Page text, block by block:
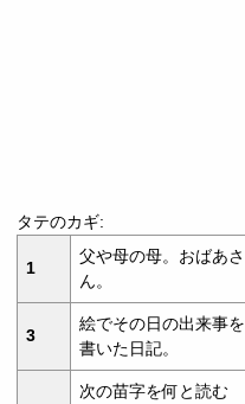
タテのカギ:
1
父や母の母。おばあさ
ん。
3
絵でその日の出来事を
書いた日記。
次の苗字を何と読む